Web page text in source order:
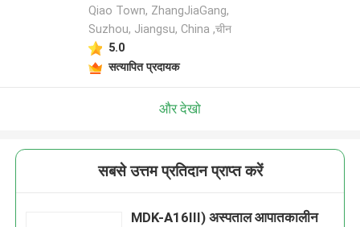
Qiao Town, ZhangJiaGang,
Suzhou, Jiangsu, China ,चीन
5.0
सत्यापित प्रदायक
और देखो
सबसे उत्तम प्रतिदान प्राप्त करें
MDK-A16III) अस्पताल आपातकालीन